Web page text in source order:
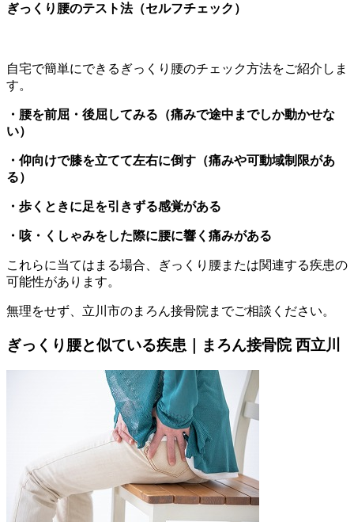
ぎっくり腰のテスト法（セルフチェック）
自宅で簡単にできるぎっくり腰のチェック方法をご紹介しま
す。
・腰を前屈・後屈してみる（痛みで途中までしか動かせな
い）
・仰向けで膝を立てて左右に倒す（痛みや可動域制限があ
る）
・歩くときに足を引きずる感覚がある
・咳・くしゃみをした際に腰に響く痛みがある
これらに当てはまる場合、ぎっくり腰または関連する疾患の
可能性があります。
無理をせず、立川市のまろん接骨院までご相談ください。
ぎっくり腰と似ている疾患｜まろん接骨院 西立川